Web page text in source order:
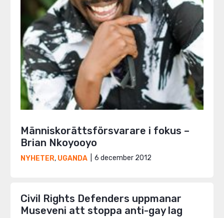
Människorättsförsvarare i fokus –
Brian Nkoyooyo
NYHETER, UGANDA 6 december 2012
Civil Rights Defenders uppmanar
Museveni att stoppa anti-gay lag